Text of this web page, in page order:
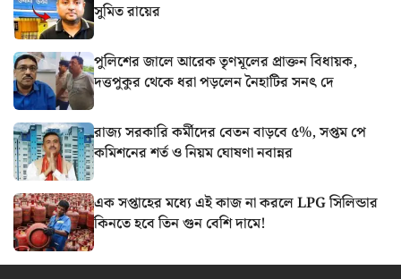
সুমিত রায়ের
পুলিশের জালে আরেক তৃণমূলের প্রাক্তন বিধায়ক,
দত্তপুকুর থেকে ধরা পড়লেন নৈহাটির সনৎ দে
রাজ্য সরকারি কর্মীদের বেতন বাড়বে ৫%, সপ্তম পে
কমিশনের শর্ত ও নিয়ম ঘোষণা নবান্নর
এক সপ্তাহের মধ্যে এই কাজ না করলে LPG সিলিন্ডার
কিনতে হবে তিন গুন বেশি দামে!